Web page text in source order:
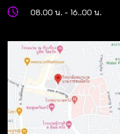
08.00 น. - 16..00 น.